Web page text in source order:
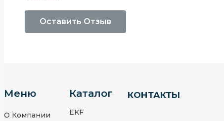
Оставить Отзыв
Меню
О Компании
Каталог
EKF
КОНТАКТЫ